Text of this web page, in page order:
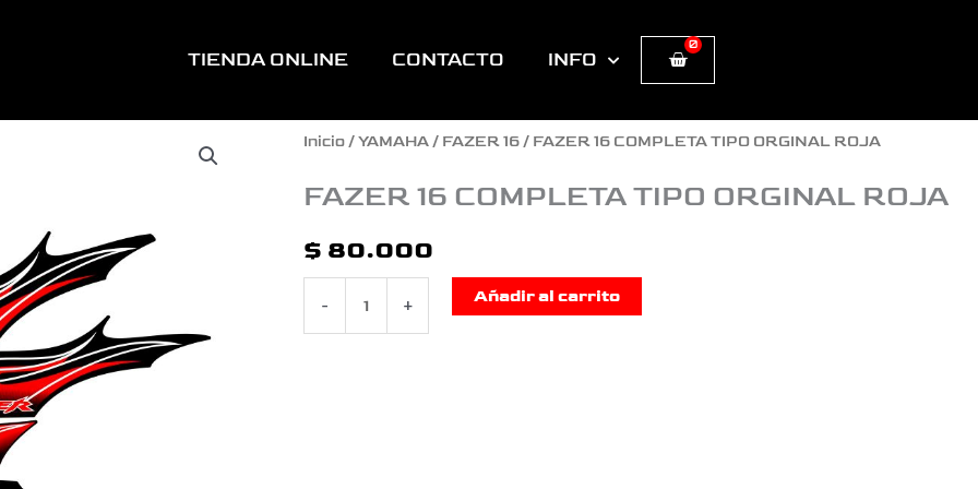
TIENDA ONLINE CONTACTO INFO
0
Cart
Inicio/YAMAHA/ FAZER 16/ FAZER 16 COMPLETA TIPO ORGINAL ROJA
FAZER 16 COMPLETA TIPO ORGINAL ROJA
$ 80.000
-
FAZER
16
TIPO
+ Añadir al carrito